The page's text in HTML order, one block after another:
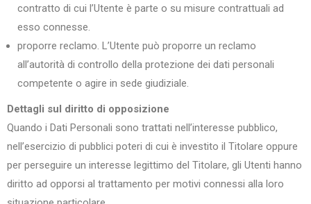
contratto di cui l’Utente è parte o su misure contrattuali ad
esso connesse.
proporre reclamo. L’Utente può proporre un reclamo
all’autorità di controllo della protezione dei dati personali
competente o agire in sede giudiziale.
Dettagli sul diritto di opposizione
Quando i Dati Personali sono trattati nell’interesse pubblico,
nell’esercizio di pubblici poteri di cui è investito il Titolare oppure
per perseguire un interesse legittimo del Titolare, gli Utenti hanno
diritto ad opporsi al trattamento per motivi connessi alla loro